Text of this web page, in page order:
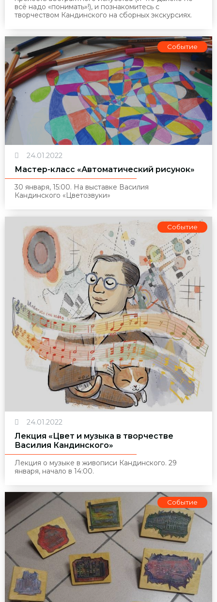
всё надо «понимать»!), и познакомитесь с
творчеством Кандинского на сборных экскурсиях.
Событие
24.01.2022
Мастер-класс «Автоматический рисунок»
30 января, 15:00. На выставке Василия
Кандинского «Цветозвуки»
Событие
24.01.2022
Лекция «Цвет и музыка в творчестве
Василия Кандинского»
Лекция о музыке в живописи Кандинского. 29
января, начало в 14:00.
Событие